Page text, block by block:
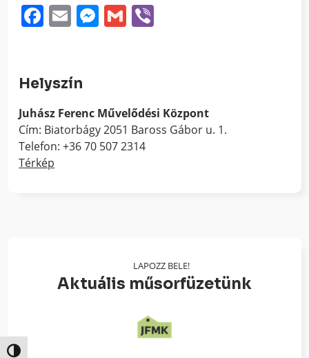
Nagy kontraszt váltása
Facebook
EmailMessenger
Gmail
Helyszín
Juhász Ferenc Művelődési Központ
Cím: Biatorbágy 2051 Baross Gábor u. 1.
Telefon: +36 70 507 2314
Térkép
LAPOZZ BELE!
Aktuális műsorfüzetünk